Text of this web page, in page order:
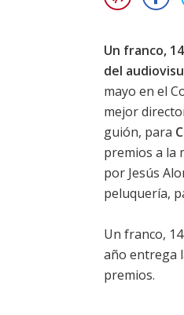
Un franco,
del
mayo en el
mejor
guión, para
premios a la
por Jesús
peluquería,
Un franco,
año entrega
premios.